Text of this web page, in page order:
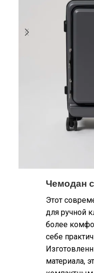
Чемодан
Этот
для ручной
более
себе
материала,